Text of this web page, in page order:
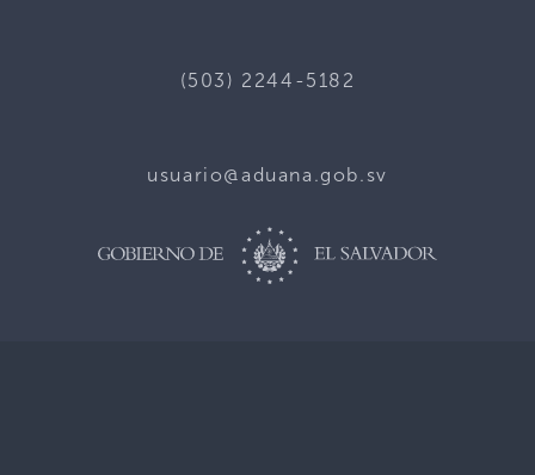
(503) 2244-5182
usuario@aduana.gob.sv